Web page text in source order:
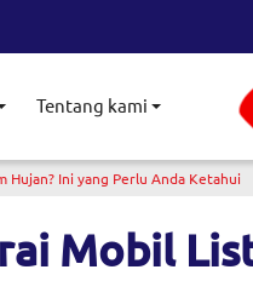
Toggle submenu
Tentang kami
Toggle
Hujan? Ini yang Perlu Anda Ketahui
Mobil